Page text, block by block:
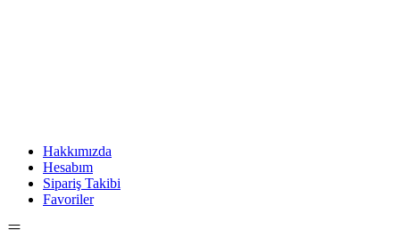
Hakkımızda
Hesabım
Sipariş Takibi
Favoriler